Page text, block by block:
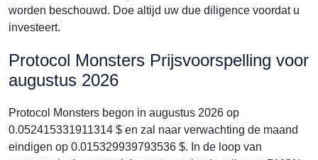
worden beschouwd. Doe altijd uw due diligence voordat u
investeert.
Protocol Monsters Prijsvoorspelling voor
augustus 2026
Protocol Monsters begon in augustus 2026 op
0.052415331911314 $ en zal naar verwachting de maand
eindigen op 0.015329939793536 $. In de loop van